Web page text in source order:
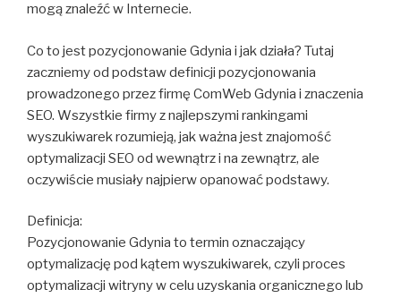
mogą znaleźć w Internecie.
Co to jest pozycjonowanie Gdynia i jak działa? Tutaj
zaczniemy od podstaw definicji pozycjonowania
prowadzonego przez firmę ComWeb Gdynia i znaczenia
SEO. Wszystkie firmy z najlepszymi rankingami
wyszukiwarek rozumieją, jak ważna jest znajomość
optymalizacji SEO od wewnątrz i na zewnątrz, ale
oczywiście musiały najpierw opanować podstawy.
Definicja:
Pozycjonowanie Gdynia to termin oznaczający
optymalizację pod kątem wyszukiwarek, czyli proces
optymalizacji witryny w celu uzyskania organicznego lub